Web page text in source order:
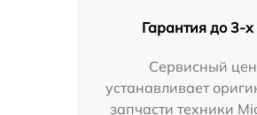
Гарантия до 3-х
Сервисный
устанавливает
запчасти техники